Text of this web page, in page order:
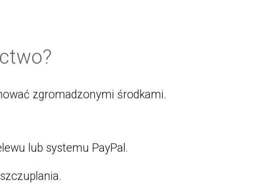
zgromadzonymi środkami.
lub systemu PayPal.